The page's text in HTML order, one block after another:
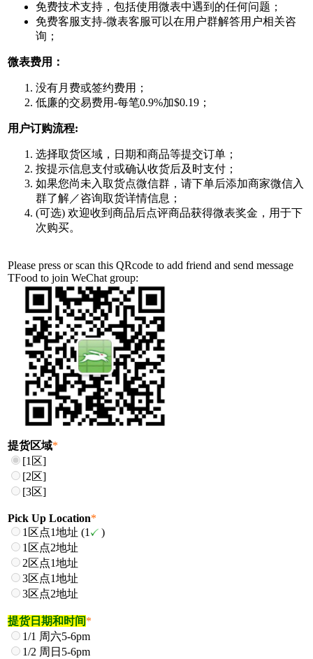
免费技术支持，包括使用微表中遇到的任何问题；
免费客服支持-微表客服可以在用户群解答用户相关咨
询；
微表费用：
没有月费或签约费用；
低廉的交易费用-每笔0.9%加$0.19；
用户订购流程:
选择取货区域，日期和商品等提交订单；
按提示信息支付或确认收货后及时支付；
如果您尚未入取货点微信群，请下单后添加商家微信入
群了解／咨询取货详情信息；
(可选) 欢迎收到商品后点评商品获得微表奖金，用于下
次购买。
Please press or scan this QRcode to add friend and send message
TFood to join WeChat group:
提货区域*
[1区]
[2区]
[3区]
Pick Up Location*
1区点1地址 (1
)
1区点2地址
2区点1地址
3区点1地址
3区点2地址
提货日期和时间*
1/1 周六5-6pm
1/2 周日5-6pm